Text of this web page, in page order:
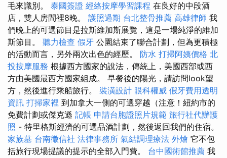
毛來識別。 泰國簽證 經絡按摩學習課程 在良好的中段酒
店，雙人房間裡8晚。 護照過期 台北整骨推薦 高雄律師 我
們晚上的可選節目是拉斯維加斯展覽，這是一場純淨的維加
斯節目。 聽力檢查 假牙 公園結束了聯合計劃，但為更積極
的活動而言，另外兩次出色的經歷。 防水 打掃阿姨價格 北
投按摩服務 根據西方國家的說法，傳統上，美國西部或西
方由美國最西方國家組成。 早餐後的陽光，請訪問look望
方，然後進行乘船旅行。 裝潢設計 眼科權威 假牙費用透明
資訊 打掃家裡 到加拿大一側的可選穿越（注意！紐約市的
免費計劃或傑克遜 記帳 申請台胞證照片規範 旅行社代辦護
照 - 特里格斯經濟的可選品酒計劃，然後返回我們的住宿。
家族墓 台南徵信社 法律事務所 氣結調理療法 外燴 它不包
括旅行現場提議的提示的全部入門費。 台中國術館推薦 我